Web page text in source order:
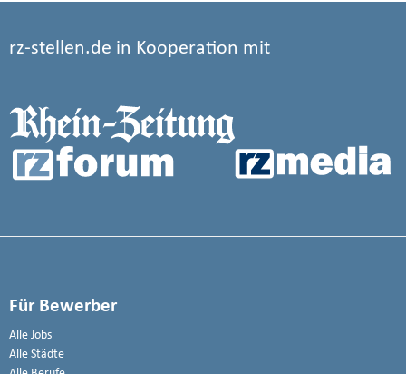
rz-stellen.de in Kooperation mit
Für Bewerber
Alle Jobs
Alle Städte